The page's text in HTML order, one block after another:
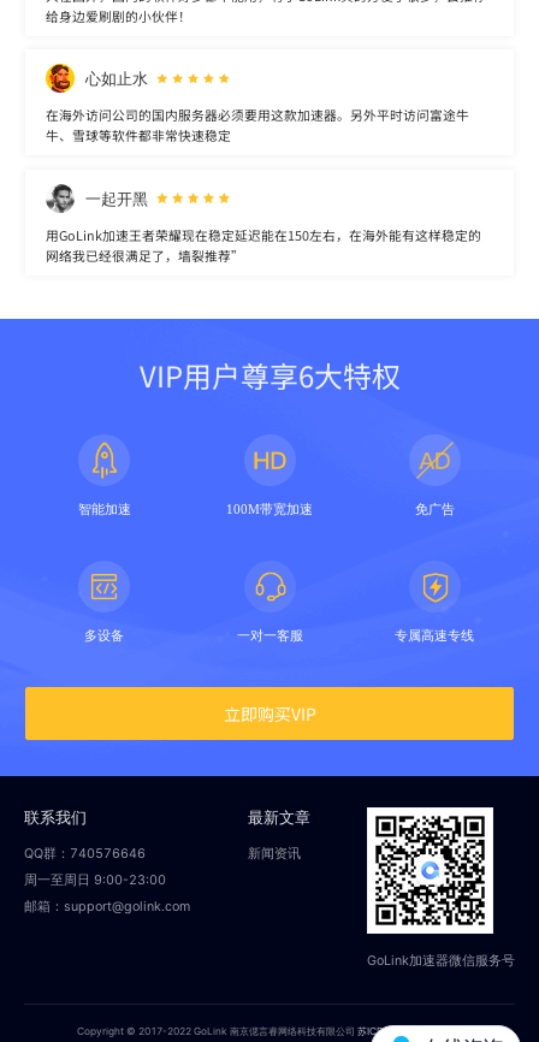
给身边爱刷剧的小伙伴！
心如止水
在海外访问公司的国内服务器必须要用这款加速器。另外平时访问富途牛
牛、雪球等软件都非常快速稳定
一起开黑
用GoLink加速王者荣耀现在稳定延迟能在150左右，在海外能有这样稳定的
网络我已经很满足了，墙裂推荐”
VIP用户尊享6大特权
智能加速 100M带宽加速 免广告
多设备 一对一客服 专属高速专线
立即购买VIP
联系我们
QQ群：740576646
周一至周日 9:00-23:00
邮箱：support@golink.com
最新文章
新闻资讯
GoLink加速器微信服务号
Copyright © 2017-2022 GoLink 南京偲言睿网络科技有限公司苏ICP备18014251号-2